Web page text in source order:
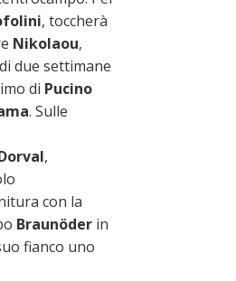
, toccherà
Nikolaou,
due settimane
di Pucino
. Sulle
,
con la
Braunöder in
fianco uno